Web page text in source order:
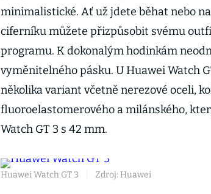
minimalistické. Ať už jdete běhat nebo
ciferníku můžete přizpůsobit svému
programu. K dokonalým hodinkám
vyměnitelného pásku. U Huawei Watch
několika variant včetně nerezové oceli,
fluoroelastomerového a milánského,
Watch GT 3 s 42 mm.
Huawei Watch GT 3 Zdroj: Huawei